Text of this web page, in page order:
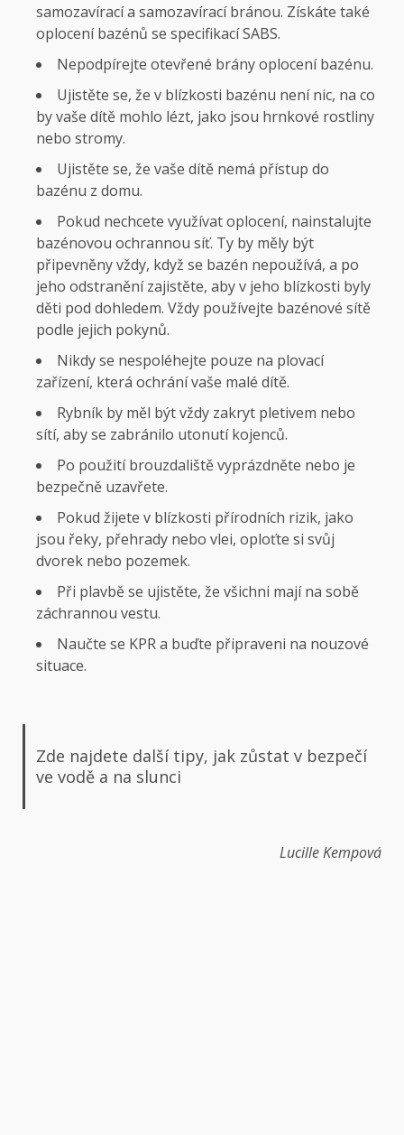
samozavírací a samozavírací bránou. Získáte také
oplocení bazénů se specifikací SABS.
Nepodpírejte otevřené brány oplocení bazénu.
Ujistěte se, že v blízkosti bazénu není nic, na co
by vaše dítě mohlo lézt, jako jsou hrnkové rostliny
nebo stromy.
Ujistěte se, že vaše dítě nemá přístup do
bazénu z domu.
Pokud nechcete využívat oplocení, nainstalujte
bazénovou ochrannou síť. Ty by měly být
připevněny vždy, když se bazén nepoužívá, a po
jeho odstranění zajistěte, aby v jeho blízkosti byly
děti pod dohledem. Vždy používejte bazénové sítě
podle jejich pokynů.
Nikdy se nespoléhejte pouze na plovací
zařízení, která ochrání vaše malé dítě.
Rybník by měl být vždy zakryt pletivem nebo
sítí, aby se zabránilo utonutí kojenců.
Po použití brouzdaliště vyprázdněte nebo je
bezpečně uzavřete.
Pokud žijete v blízkosti přírodních rizik, jako
jsou řeky, přehrady nebo vlei, oploťte si svůj
dvorek nebo pozemek.
Při plavbě se ujistěte, že všichni mají na sobě
záchrannou vestu.
Naučte se KPR a buďte připraveni na nouzové
situace.
Zde najdete další tipy, jak zůstat v bezpečí
ve vodě a na slunci
Lucille Kempová